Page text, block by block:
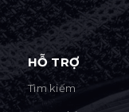
HỖ TRỢ
Tìm kiếm